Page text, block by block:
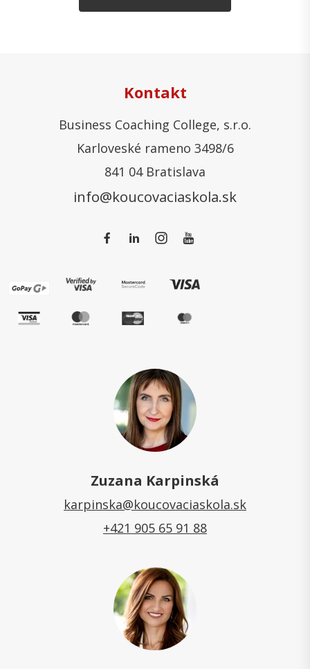
Kontakt
Business Coaching College, s.r.o.
Karloveské rameno 3498/6
841 04 Bratislava
info@koucovaciaskola.sk
Zuzana Karpinská
karpinska@koucovaciaskola.sk
+421 905 65 91 88